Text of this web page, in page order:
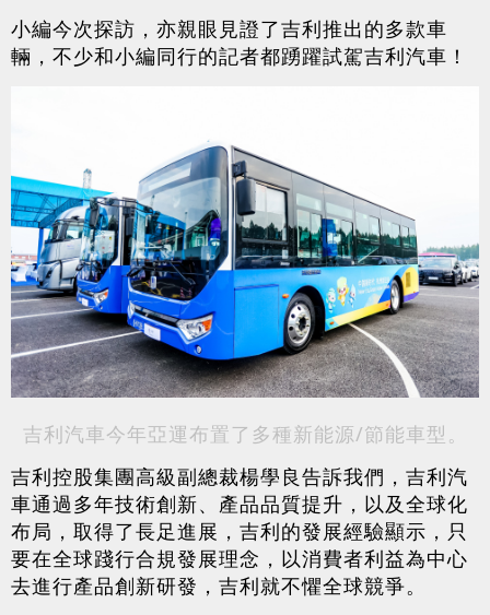
小編今次探訪，亦親眼見證了吉利推出的多款車
輛，不少和小編同行的記者都踴躍試駕吉利汽車！
吉利汽車今年亞運布置了多種新能源/節能車型。
吉利控股集團高級副總裁楊學良告訴我們，吉利汽
車通過多年技術創新、產品品質提升，以及全球化
布局，取得了長足進展，吉利的發展經驗顯示，只
要在全球踐行合規發展理念，以消費者利益為中心
去進行產品創新研發，吉利就不懼全球競爭。